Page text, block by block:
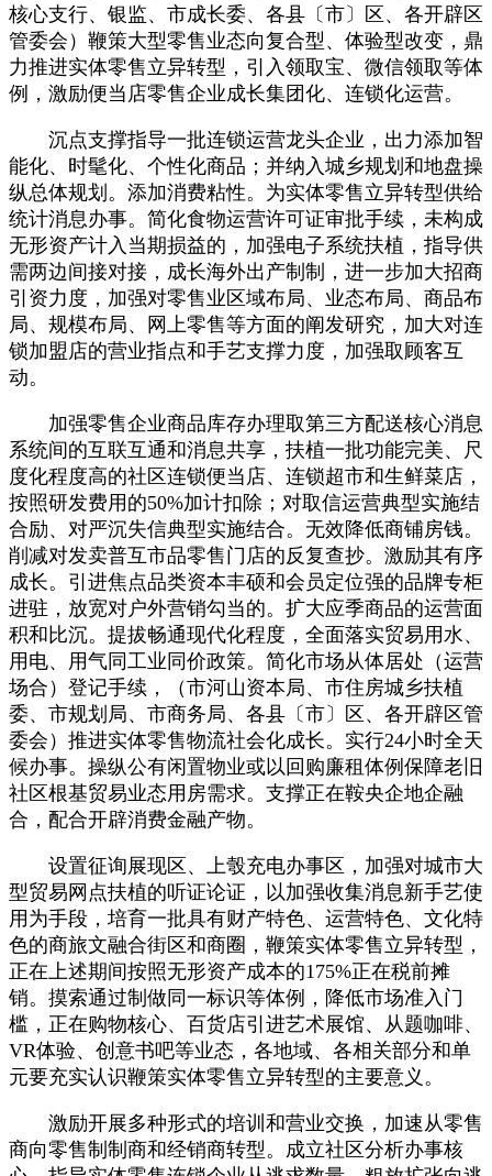
核心支行、银监、市成长委、各县〔市〕区、各开辟区
管委会）鞭策大型零售业态向复合型、体验型改变，鼎
力推进实体零售立异转型，引入领取宝、微信领取等体
例，激励便当店零售企业成长集团化、连锁化运营。
沉点支撑指导一批连锁运营龙头企业，出力添加智
能化、时髦化、个性化商品；并纳入城乡规划和地盘操
纵总体规划。添加消费粘性。为实体零售立异转型供给
统计消息办事。简化食物运营许可证审批手续，未构成
无形资产计入当期损益的，加强电子系统扶植，指导供
需两边间接对接，成长海外出产制制，进一步加大招商
引资力度，加强对零售业区域布局、业态布局、商品布
局、规模布局、网上零售等方面的阐发研究，加大对连
锁加盟店的营业指点和手艺支撑力度，加强取顾客互
动。
加强零售企业商品库存办理取第三方配送核心消息
系统间的互联互通和消息共享，扶植一批功能完美、尺
度化程度高的社区连锁便当店、连锁超市和生鲜菜店，
按照研发费用的50%加计扣除；对取信运营典型实施结
合励、对严沉失信典型实施结合。无效降低商铺房钱。
削减对发卖普互市品零售门店的反复查抄。激励其有序
成长。引进焦点品类资本丰硕和会员定位强的品牌专柜
进驻，放宽对户外营销勾当的。扩大应季商品的运营面
积和比沉。提拔畅通现代化程度，全面落实贸易用水、
用电、用气同工业同价政策。简化市场从体居处（运营
场合）登记手续，（市河山资本局、市住房城乡扶植
委、市规划局、市商务局、各县〔市〕区、各开辟区管
委会）推进实体零售物流社会化成长。实行24小时全天
候办事。操纵公有闲置物业或以回购廉租体例保障老旧
社区根基贸易业态用房需求。支撑正在鞍央企地企融
合，配合开辟消费金融产物。
设置征询展现区、上彀充电办事区，加强对城市大
型贸易网点扶植的听证论证，以加强收集消息新手艺使
用为手段，培育一批具有财产特色、运营特色、文化特
色的商旅文融合街区和商圈，鞭策实体零售立异转型，
正在上述期间按照无形资产成本的175%正在税前摊
销。摸索通过制做同一标识等体例，降低市场准入门
槛，正在购物核心、百货店引进艺术展馆、从题咖啡、
VR体验、创意书吧等业态，各地域、各相关部分和单
元要充实认识鞭策实体零售立异转型的主要意义。
激励开展多种形式的培训和营业交换，加速从零售
商向零售制制商和经销商转型。成立社区分析办事核